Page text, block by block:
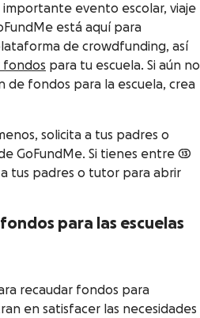
evento escolar, viaje
está aquí para
de crowdfunding, así
fondos para tu escuela. Si aún no
de fondos para la escuela, crea
solicita a tus padres o
GoFundMe. Si tienes entre 13
a tus padres o tutor para abrir
para las escuelas
recaudar fondos para
en satisfacer las necesidades